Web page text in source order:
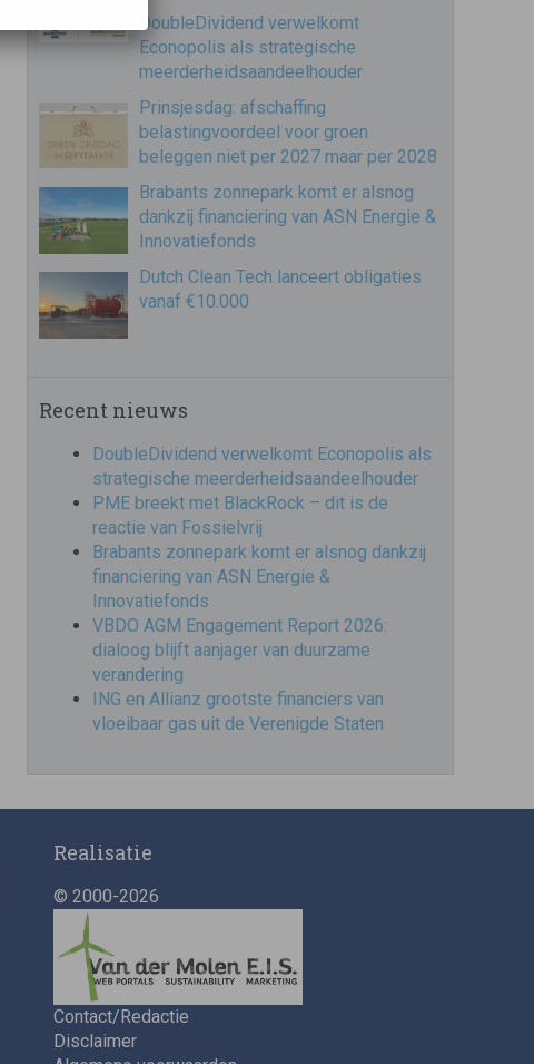
DoubleDividend verwelkomt
Econopolis als strategische
meerderheidsaandeelhouder
Prinsjesdag: afschaffing
belastingvoordeel voor groen
beleggen niet per 2027 maar per 2028
Brabants zonnepark komt er alsnog
dankzij financiering van ASN Energie &
Innovatiefonds
Dutch Clean Tech lanceert obligaties
vanaf €10.000
Recent nieuws
DoubleDividend verwelkomt Econopolis als
strategische meerderheidsaandeelhouder
PME breekt met BlackRock – dit is de
reactie van Fossielvrij
Brabants zonnepark komt er alsnog dankzij
financiering van ASN Energie &
Innovatiefonds
VBDO AGM Engagement Report 2026:
dialoog blijft aanjager van duurzame
verandering
ING en Allianz grootste financiers van
vloeibaar gas uit de Verenigde Staten
Realisatie
© 2000-2026
Contact/Redactie
Disclaimer